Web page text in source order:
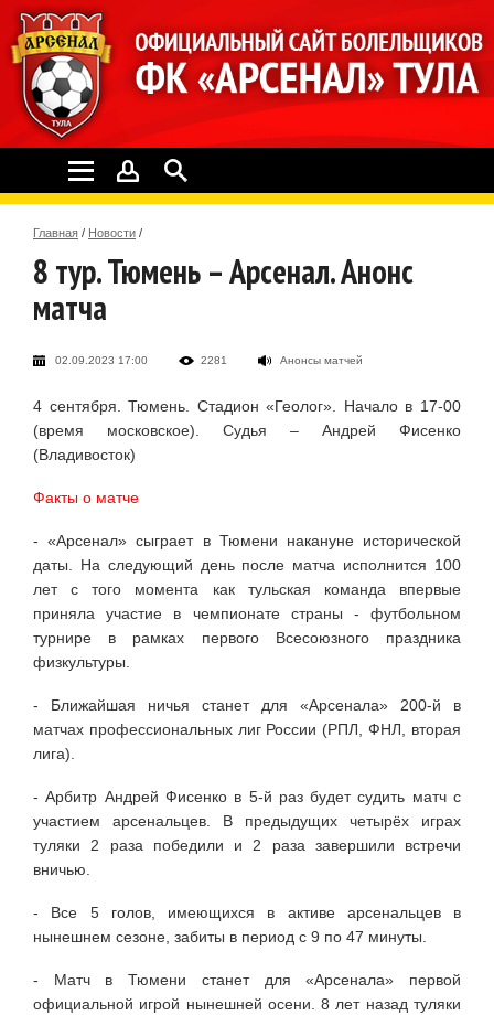
Главная / Новости /
8 тур. Тюмень – Арсенал. Анонс
матча
02.09.2023 17:00 2281 Анонсы матчей
4 сентября. Тюмень. Стадион «Геолог». Начало в 17-00
(время московское). Судья – Андрей Фисенко
(Владивосток)
Факты о матче
- «Арсенал» сыграет в Тюмени накануне исторической
даты. На следующий день после матча исполнится 100
лет с того момента как тульская команда впервые
приняла участие в чемпионате страны - футбольном
турнире в рамках первого Всесоюзного праздника
физкультуры.
- Ближайшая ничья станет для «Арсенала» 200-й в
матчах профессиональных лиг России (РПЛ, ФНЛ, вторая
лига).
- Арбитр Андрей Фисенко в 5-й раз будет судить матч с
участием арсенальцев. В предыдущих четырёх играх
туляки 2 раза победили и 2 раза завершили встречи
вничью.
- Все 5 голов, имеющихся в активе арсенальцев в
нынешнем сезоне, забиты в период с 9 по 47 минуты.
- Матч в Тюмени станет для «Арсенала» первой
официальной игрой нынешней осени. 8 лет назад туляки